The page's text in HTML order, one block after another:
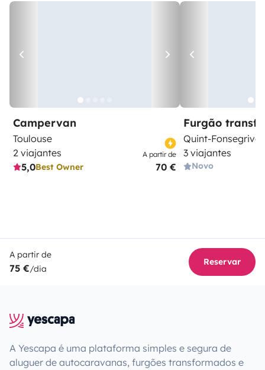
Campervan
Toulouse
2 viajantes
5,0Best Owner
A partir de
70 €
Furgão
Quint-Fonsegrives
3 viajantes
Novo
A partir de
75 €/dia
Reservar
A Yescapa é uma plataforma simples e segura de
aluguer de autocaravanas, furgões transformados e